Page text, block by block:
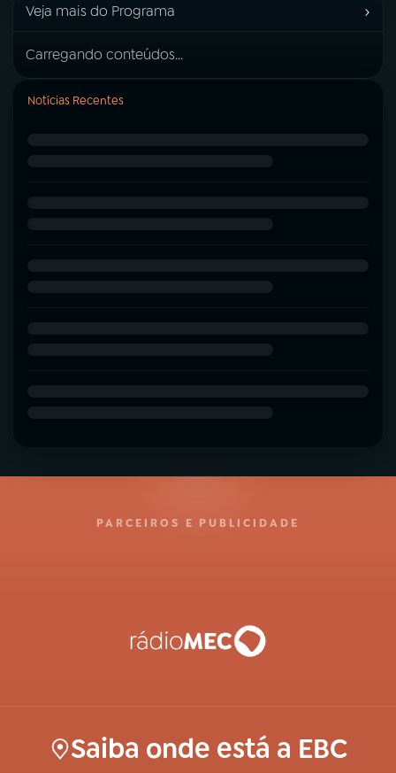
Veja mais do Programa ›
Carregando conteúdos...
Notícias Recentes
PARCEIROS E PUBLICIDADE
Saiba onde está a EBC